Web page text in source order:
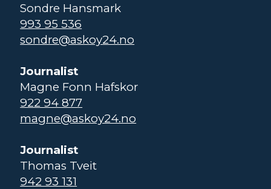
Sondre Hansmark
993 95 536
sondre@askoy24.no
Journalist
Magne Fonn Hafskor
922 94 877
magne@askoy24.no
Journalist
Thomas Tveit
942 93 131